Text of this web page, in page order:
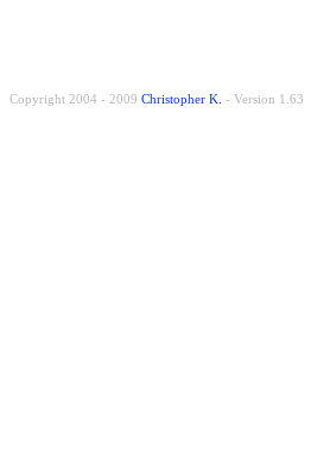
Copyright 2004 - 2009 Christopher K. - Version 1.63